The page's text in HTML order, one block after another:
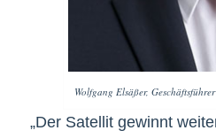
Wolfgang Elsäßer,
„Der Satellit gewinnt